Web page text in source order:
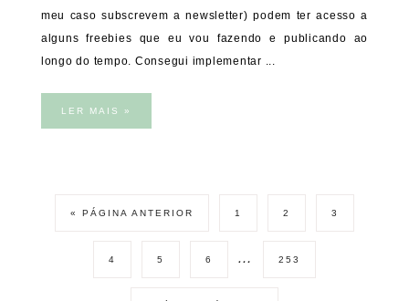
meu caso subscrevem a newsletter) podem ter acesso a
alguns freebies que eu vou fazendo e publicando ao
longo do tempo. Consegui implementar ...
LER MAIS »
« PÁGINA ANTERIOR 1 2 3
4 5 6 … 253